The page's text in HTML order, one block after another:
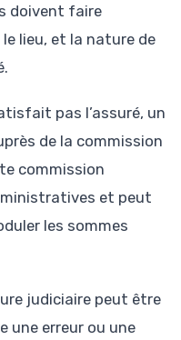
doivent faire
lieu, et la nature de
pas l’assuré, un
de la commission
commission
et peut
les sommes
judiciaire peut être
une erreur ou une